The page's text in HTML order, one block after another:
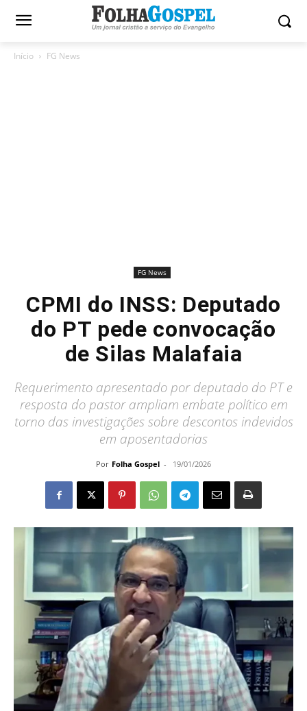
Início FG News
FG News
CPMI do INSS: Deputado
do PT pede convocação
de Silas Malafaia
Requerimento apresentado por deputado do PT e
resposta do pastor ampliam embate político em
torno das investigações sobre descontos indevidos
em aposentadorias
Por Folha Gospel - 19/01/2026